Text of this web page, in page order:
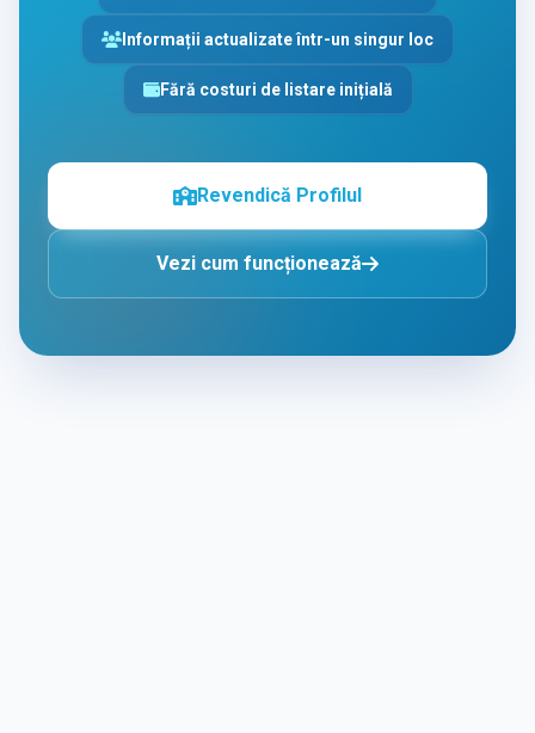
Informații actualizate într-un singur loc
Fără costuri de listare inițială
Revendică Profilul
Vezi cum funcționează